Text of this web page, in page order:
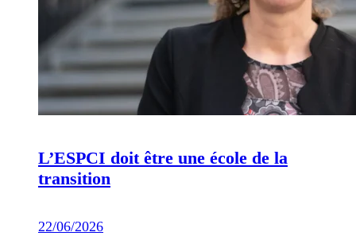
L’ESPCI doit être une école de la
transition
22/06/2026